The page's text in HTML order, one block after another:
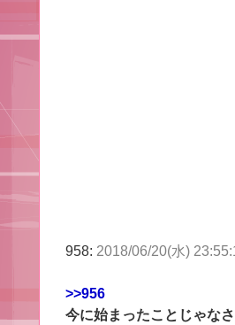
958: 2018/06/20(水)
>>956
今に始まったことじゃな